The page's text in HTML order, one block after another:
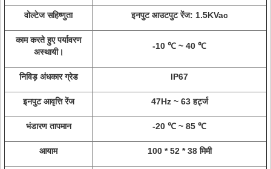
वोल्टेज सहिष्णुता इनपुट आउटपुट रेंज: 1.5KVac
काम करते हुए पर्यावरण
अस्थायी।
-10 ℃ ~ 40 ℃
निविड़ अंधकार ग्रेड IP67
इनपुट आवृत्ति रेंज 47Hz ~ 63 हर्ट्ज
भंडारण तापमान -20 ℃ ~ 85 ℃
आयाम 100 * 52 * 38 मिमी